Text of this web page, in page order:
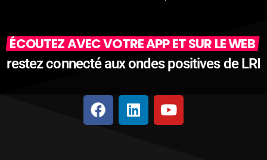
ÉCOUTEZ AVEC VOTRE APP ET SUR LE WEB
restez connecté aux ondes positives de LRI